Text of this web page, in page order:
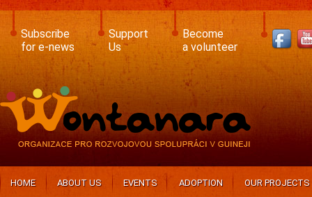
Skip
main
content
Subscribe
for e-news
Support
Us
Become
a volunteer
HOME ABOUT US EVENTS ADOPTION OUR PROJECTS